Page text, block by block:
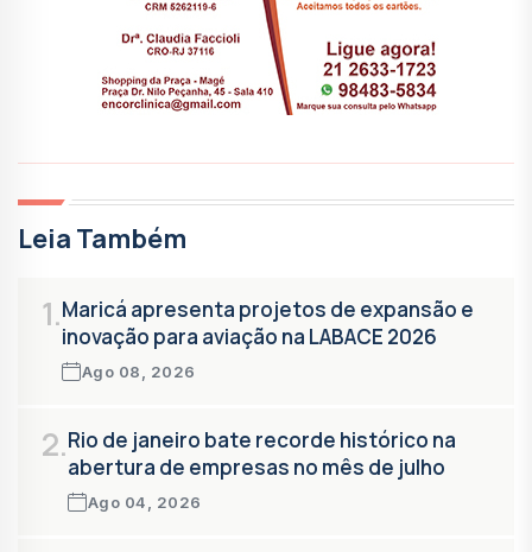
Leia Também
1.Maricá apresenta projetos de expansão e
inovação para aviação na LABACE 2026
Ago 08, 2026
2.Rio de janeiro bate recorde histórico na
abertura de empresas no mês de julho
Ago 04, 2026